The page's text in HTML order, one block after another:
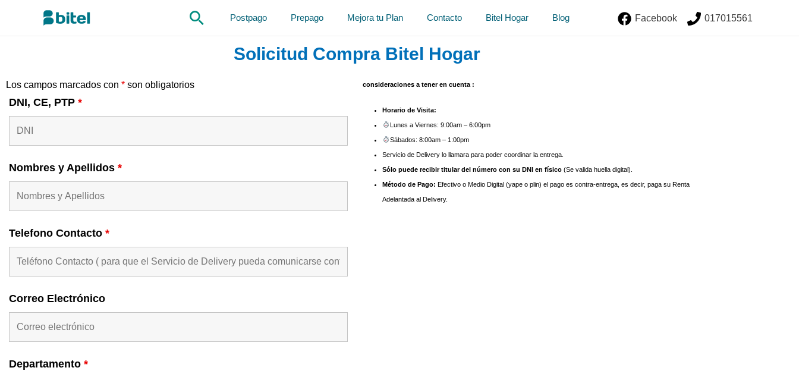
Postpago Prepago Mejora tu Plan Contacto Bitel Hogar Blog Facebook 017015561
Solicitud Compra Bitel Hogar
Los campos marcados con * son obligatorios
DNI, CE, PTP *
Nombres y Apellidos *
Telefono Contacto *
Correo Electrónico
Departamento *
consideraciones a tener en cuenta :
Horario de Visita:
Lunes a Viernes: 9:00am – 6:00pm
Sábados: 8:00am – 1:00pm
Servicio de Delivery lo llamara para poder coordinar la entrega.
Sólo puede recibir titular del número con su DNI en físico (Se valida huella digital).
Método de Pago: Efectivo o Medio Digital (yape o plin) el pago es contra-entrega, es decir, paga su Renta
Adelantada al Delivery.